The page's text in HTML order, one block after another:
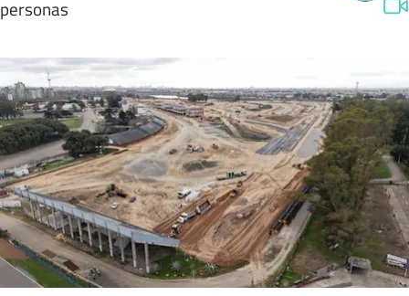
personas